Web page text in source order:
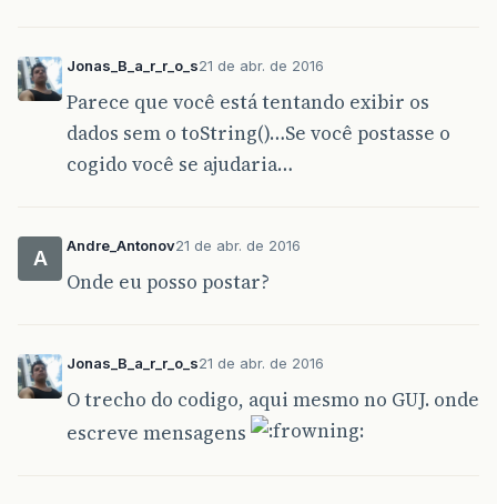
Jonas_B_a_r_r_o_s21 de abr. de 2016
Parece que você está tentando exibir os
dados sem o toString()…Se você postasse o
cogido você se ajudaria…
A
Andre_Antonov21 de abr. de 2016
Onde eu posso postar?
Jonas_B_a_r_r_o_s21 de abr. de 2016
O trecho do codigo, aqui mesmo no GUJ. onde
escreve mensagens